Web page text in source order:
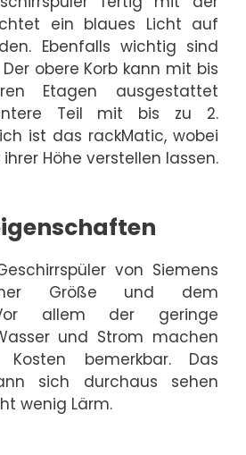
ein blaues Licht auf
Ebenfalls wichtig sind
obere Korb kann mit bis
Etagen ausgestattet
Teil mit bis zu 2.
ist das rackMatic, wobei
Höhe verstellen lassen.
von Siemens
Größe und dem
allem der geringe
und Strom machen
bemerkbar. Das
sich durchaus sehen
wenig Lärm.